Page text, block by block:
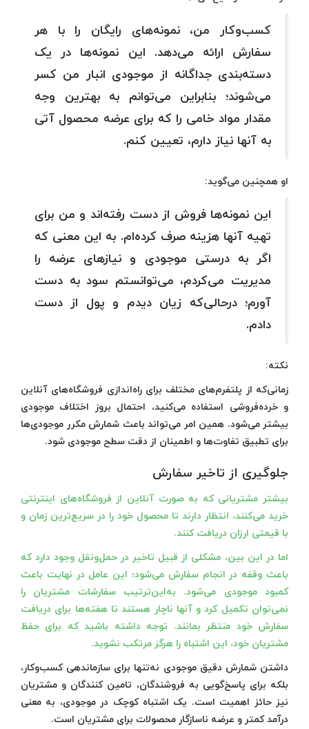
کسب‌وکار من، نمونه‌های رایگان را با هر
سفارش ارائه می‌دهد. این نمونه‌ها در یک
دسته‌بندی جداگانه از موجودی انبار من کسر
می‌شوند؛ بنابراین می‌توانم به بهترین وجه
مقدار مواد خامی را که برای عرضه محصول آتی
به آنها نیاز دارم، تعیین کنم.
او همچنین می‌گوید:
این نمونه‌ها فروش از دست رفته‌اند و من برای
تهیه آنها هزینه صرف کرده‌ام. به این معنی که
اگر به درستی موجودی و نیازهای عرضه را
مدیریت می‌کردم، می‌توانستم سود به دست
آورم؛ درحالی‌که زیان دیدم و پول از دست
دادم.
نکته:
زمانی‌که از پلتفرم‌های مختلف برای راه‌اندازی فروشگاه‌های آنلاین
و خرده‌فروشی استفاده می‌کنید، احتمال بروز اختلاف موجودی
بیشتر می‌شود. همین امر می‌تواند باعث شمارش مکرر موجودی‌ها
برای تطبیق تفاوت‌ها و اطمینان از دقت سطح موجودی ‌شود.
جلوگیری از تاخیر سفارش
بیشتر مشتریانی که به صورت آنلاین از فروشگاه‌های اینترنتی
خرید می‌کنند، انتظار دارند تا محصول خود را در سریع‌ترین زمان و
با قیمتی ارزان دریافت کنند.
اما در این بین، مشکلی از قبیل تاخیر در حمل‌ونقل وجود دارد که
باعث وقفه در انجام سفارش می‌شود؛ این عامل در نهایت باعث
کمبود موجودی می‌شود. به‌این‌ترتیب سفارشات مشتریان را
نمی‌توان تکمیل کرد و آنها ناچار هستند تا هفته‌ها برای دریافت
سفارش خود منتظر بمانند. توجه داشته باشید که برای حفظ
مشتریان خود، این اشتباه را هرگز مرتکب نشوید.
داشتن شمارش دقیق موجودی نه‌تنها برای سازماندهی کسب‌و‌کار،
بلکه برای پاسخ‌گویی به فروشندگان، تامین کنندگان و مشتریان
نیز حائز اهمیت است. یک اشتباه کوچک در موجودی، به معنی
درآمد کمتر و عرضه ناسازگار محصولات برای مشتریان است.